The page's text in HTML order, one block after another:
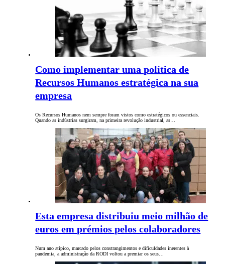
Como implementar uma política de
Recursos Humanos estratégica na sua
empresa
Os Recursos Humanos nem sempre foram vistos como estratégicos ou essenciais.
Quando as indústrias surgiram, na primeira revolução industrial, as…
Esta empresa distribuiu meio milhão de
euros em prémios pelos colaboradores
Num ano atípico, marcado pelos constrangimentos e dificuldades inerentes à
pandemia, a administração da RODI voltou a premiar os seus…